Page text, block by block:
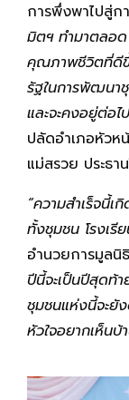
การพึ่งพาไปสู่ก
มิตฯ ทำมาตลอด
คุณภาพชีวิตที่ดีขึ้
รัฐในการพัฒนา
และจะคงอยู่ต่อ
ปลัดอำเภอหัวห
แม่สรวย ประธา
“ความสำเร็จนี้เ
ทั้งชุมชน โรงเรี
อำนวยการมูล
ปีนี้จะเป็นปีสุดท้
ชุมชนแห่งนี้จะยั
หัวใจอยากเห็น